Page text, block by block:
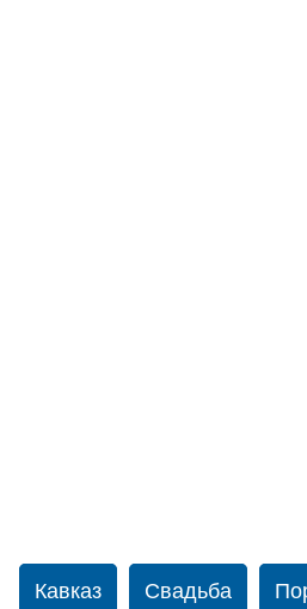
Кавказ Свадьба